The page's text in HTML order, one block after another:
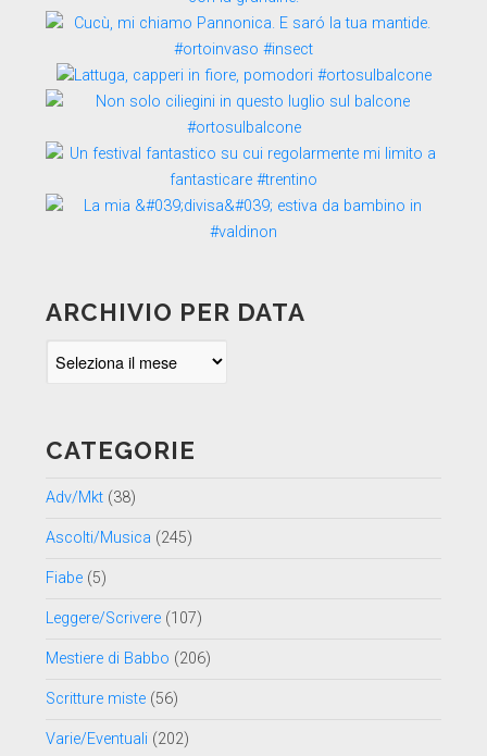
ARCHIVIO PER DATA
CATEGORIE
Adv/Mkt(38)
Ascolti/Musica (245)
Fiabe(5)
Leggere/Scrivere(107)
Mestiere di Babbo (206)
Scritture miste(56)
Varie/Eventuali (202)